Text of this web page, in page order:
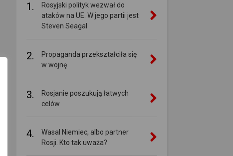
1.
Rosyjski polityk wezwał do
ataków na UE. W jego partii jest
Steven Seagal
2.
Propaganda przekształciła się
w wojnę
3.
Rosjanie poszukują łatwych
celów
4.
Wasal Niemiec, albo partner
Rosji. Kto tak uważa?